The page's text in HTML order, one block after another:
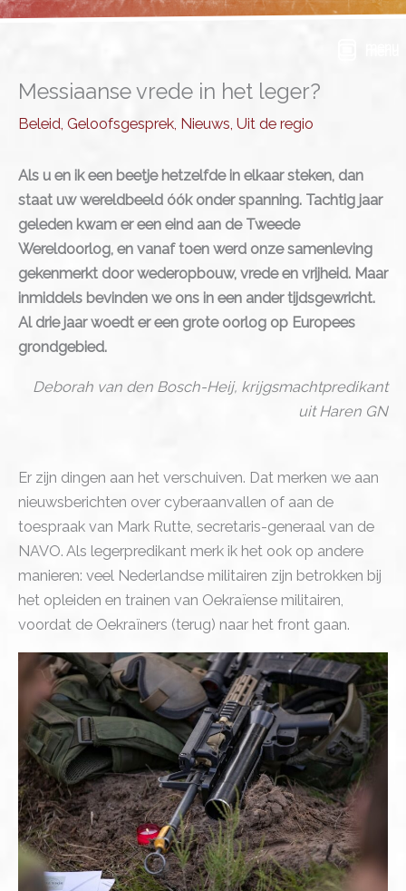
Ga
inhoudMessiaanse vrede in het leger?
Beleid Geloofsgesprek Nieuws Uit de regio
Als u en ik een beetje hetzelfde in elkaar steken, dan
staat uw wereldbeeld óók onder spanning. Tachtig jaar
geleden kwam er een eind aan de Tweede
Wereldoorlog, en vanaf toen werd onze samenleving
gekenmerkt door wederopbouw, vrede en vrijheid. Maar
inmiddels bevinden we ons in een ander tijdsgewricht.
Al drie jaar woedt er een grote oorlog op Europees
grondgebied.
Deborah van den Bosch-Heij, krijgsmachtpredikant
uit Haren GN
Er zijn dingen aan het verschuiven. Dat merken we aan
nieuwsberichten over cyberaanvallen of aan de
toespraak van Mark Rutte, secretaris-generaal van de
NAVO. Als legerpredikant merk ik het ook op andere
manieren: veel Nederlandse militairen zijn betrokken bij
het opleiden en trainen van Oekraïense militairen,
voordat de Oekraïners (terug) naar het front gaan.